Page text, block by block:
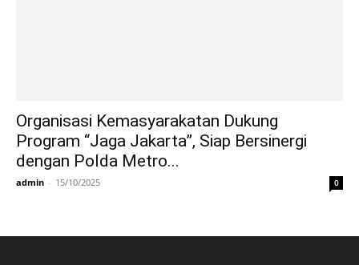
Organisasi Kemasyarakatan Dukung
Program “Jaga Jakarta”, Siap Bersinergi
dengan Polda Metro...
admin - 15/10/2025 0